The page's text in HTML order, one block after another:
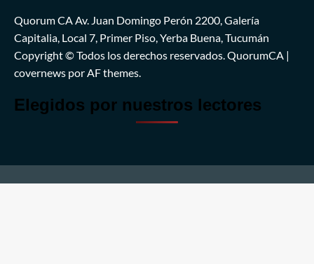
Quorum CA Av. Juan Domingo Perón 2200, Galería
Capitalia, Local 7, Primer Piso, Yerba Buena, Tucumán
Copyright © Todos los derechos reservados. QuorumCA |
covernews por AF themes.
Elegidos por nuestros lectores